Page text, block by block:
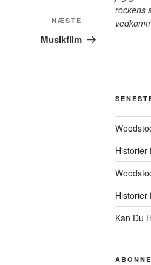
indlæg
NÆSTE
Musikfilm
rockens
Historier
Historier
Kan Du